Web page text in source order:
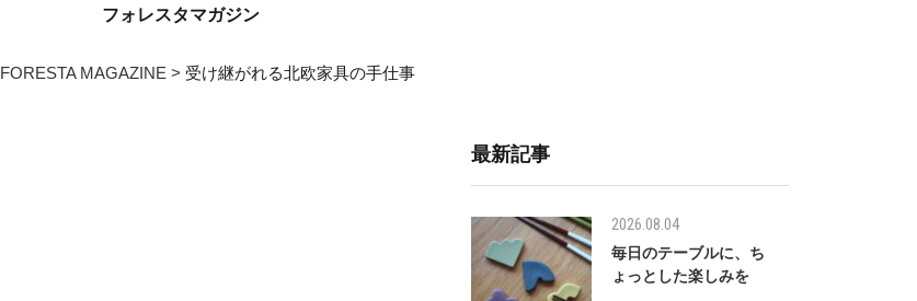
フォレスタマガジン
FORESTA MAGAZINE 受け継がれる北欧家具の手仕事
最新記事
2026.08.04
毎日のテーブルに、ち
ょっとした楽しみを